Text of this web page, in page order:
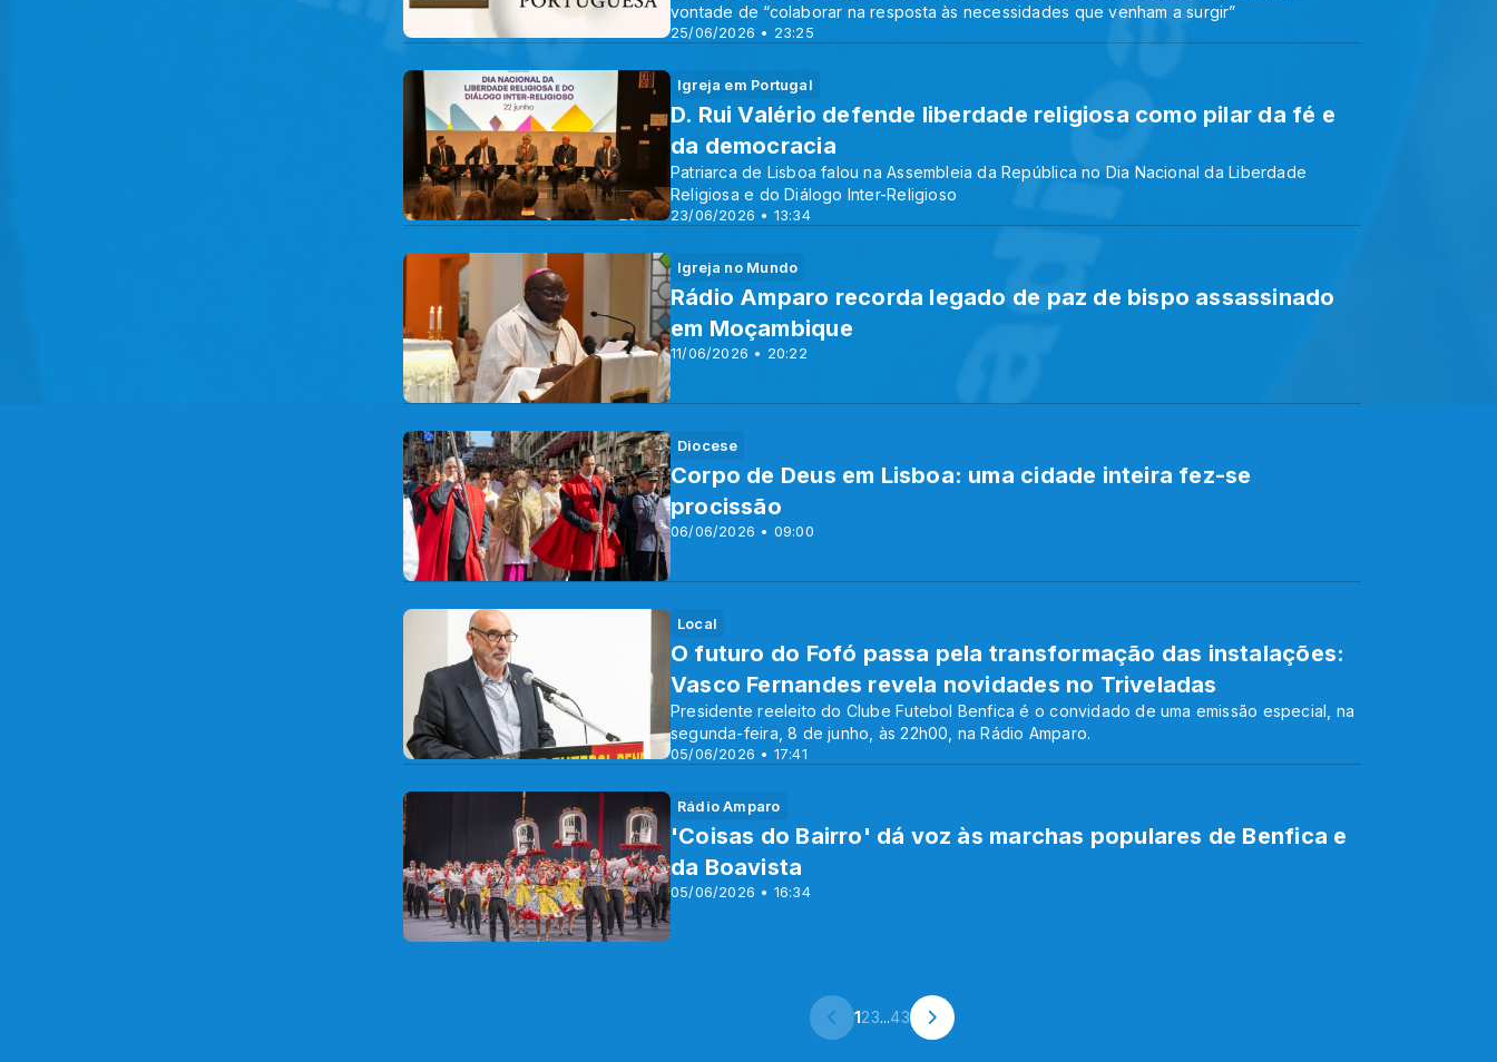
25/06/2026 • 23:25
vontade de “colaborar na resposta às necessidades que venham a surgir”
Igreja em Portugal
23/06/2026 • 13:34
D. Rui Valério defende liberdade religiosa como pilar da fé e
da democracia
Patriarca de Lisboa falou na Assembleia da República no Dia Nacional da Liberdade
Religiosa e do Diálogo Inter-Religioso
Igreja no Mundo
11/06/2026 • 20:22
Rádio Amparo recorda legado de paz de bispo assassinado
em Moçambique
Diocese
06/06/2026 • 09:00
Corpo de Deus em Lisboa: uma cidade inteira fez-se
procissão
Local
05/06/2026 • 17:41
O futuro do Fofó passa pela transformação das instalações:
Vasco Fernandes revela novidades no Triveladas
Presidente reeleito do Clube Futebol Benfica é o convidado de uma emissão especial, na
segunda-feira, 8 de junho, às 22h00, na Rádio Amparo.
Rádio Amparo
05/06/2026 • 16:34
'Coisas do Bairro' dá voz às marchas populares de Benfica e
da Boavista
123...43